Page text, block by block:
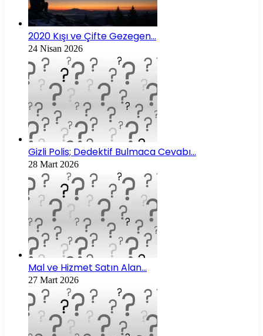
2020 Kışı ve Çifte Gezegen…
24 Nisan 2026
Gizli Polis; Dedektif Bulmaca Cevabı…
28 Mart 2026
Mal ve Hizmet Satın Alan…
27 Mart 2026